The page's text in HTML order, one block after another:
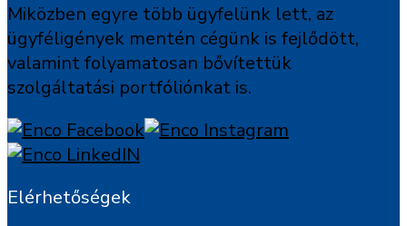
Miközben egyre több ügyfelünk lett, az
ügyféligények mentén cégünk is fejlődött,
valamint folyamatosan bővítettük
szolgáltatási portfóliónkat is.
Elérhetőségek